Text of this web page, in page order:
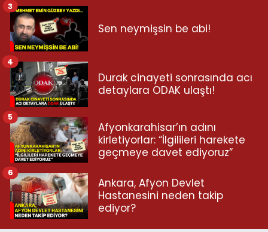
Sen neymişsin be abi!
3
Durak cinayeti sonrasında acı
detaylara ODAK ulaştı!
4
Afyonkarahisar’ın adını
kirletiyorlar: “İlgilileri harekete
geçmeye davet ediyoruz”
5
Ankara, Afyon Devlet
Hastanesini neden takip
ediyor?
6